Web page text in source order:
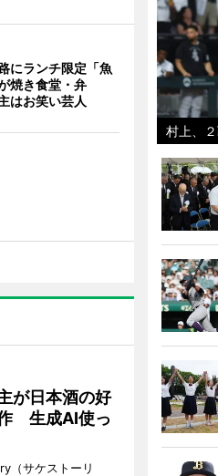
にランチ限定「魚
焼き食堂・弁
はお笑い芸人
が日本酒の好
生成AI使っ
（サケストーリ
村上、